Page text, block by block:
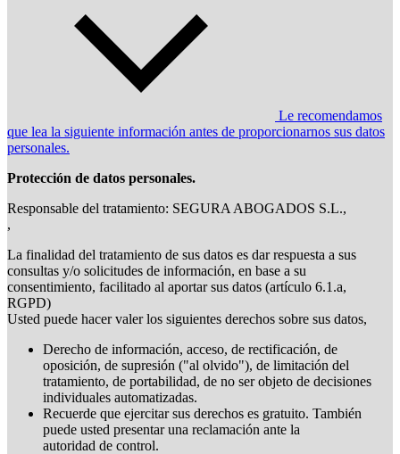
Le recomendamos
que lea la siguiente información antes de proporcionarnos sus datos
personales.
Protección de datos personales.
Responsable del tratamiento: SEGURA ABOGADOS S.L.,
,
La finalidad del tratamiento de sus datos es dar respuesta a sus
consultas y/o solicitudes de información, en base a su
consentimiento, facilitado al aportar sus datos (artículo 6.1.a,
RGPD)
Usted puede hacer valer los siguientes derechos sobre sus datos,
Derecho de información, acceso, de rectificación, de
oposición, de supresión ("al olvido"), de limitación del
tratamiento, de portabilidad, de no ser objeto de decisiones
individuales automatizadas.
Recuerde que ejercitar sus derechos es gratuito. También
puede usted presentar una reclamación ante la
autoridad de control.